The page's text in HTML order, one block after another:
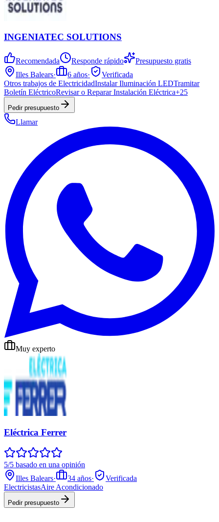
INGENIATEC SOLUTIONS
Recomendada Responde rápido
Presupuesto gratis
Illes Balears· 6 años·
Verificada
Otros trabajos de ElectricidadInstalar Iluminación LEDTramitar
Boletín EléctricoRevisar o Reparar Instalación Eléctrica+25
Pedir presupuesto
Llamar
Muy experto
Eléctrica Ferrer
5/5 basado en una opinión
Illes Balears· 34 años·
Verificada
ElectricistasAire Acondicionado
Pedir presupuesto